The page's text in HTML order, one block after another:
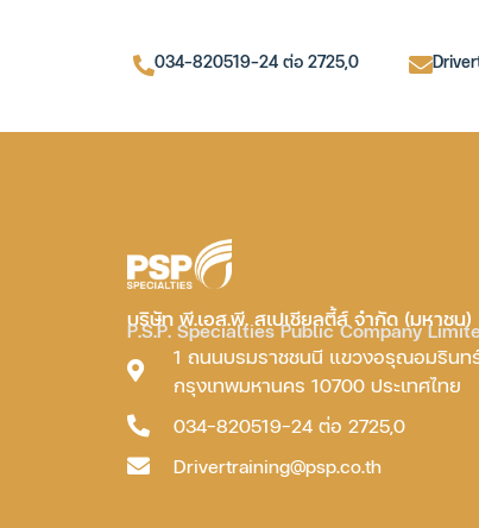
034-820519-24 ต่อ 2725,0
บริษัท พี.เอส.พี. สเปเชียลตี้ส์ จำกัด (มหาชน)
P.S.P. Specialties Public Company
1 ถนนบรมราชชนนี แขวงอรุณอมรินท
กรุงเทพมหานคร 10700 ประเทศไทย
034-820519-24 ต่อ 2725,0
Drivertraining@psp.co.th